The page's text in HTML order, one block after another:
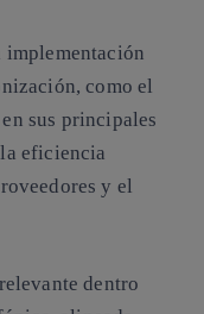
implementación
como el
sus principales
eficiencia
y el
dentro